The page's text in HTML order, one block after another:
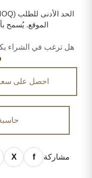
الحد الأدنى للطلب (MOQ):
الموقع. يُسمح
هل ترغب في الشراء
احصل على سعر
مشاركة